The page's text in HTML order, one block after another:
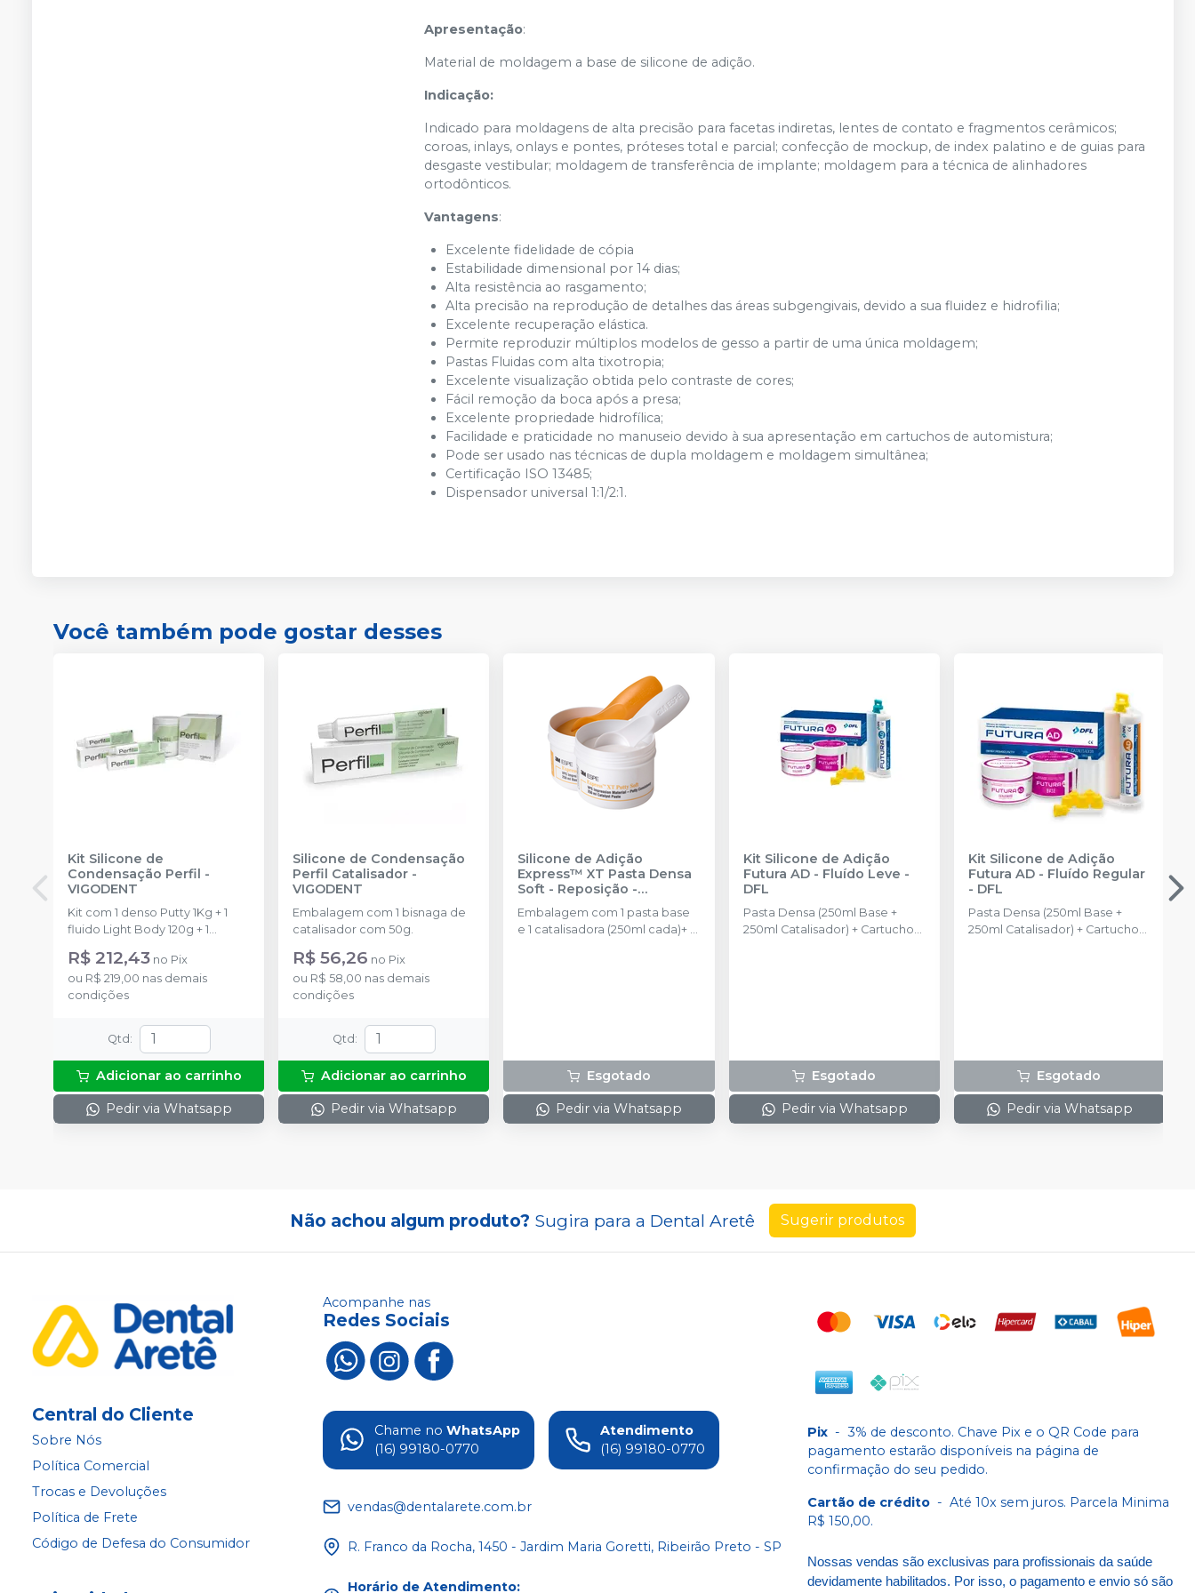
Apresentação:
Material de moldagem a base de silicone de adição.
Indicação:
Indicado para moldagens de alta precisão para facetas indiretas, lentes de contato e fragmentos cerâmicos;
coroas, inlays, onlays e pontes, próteses total e parcial; confecção de mockup, de index palatino e de guias para
desgaste vestibular; moldagem de transferência de implante; moldagem para a técnica de alinhadores
ortodônticos.
Vantagens:
Excelente fidelidade de cópia
Estabilidade dimensional por 14 dias;
Alta resistência ao rasgamento;
Alta precisão na reprodução de detalhes das áreas subgengivais, devido a sua fluidez e hidrofilia;
Excelente recuperação elástica.
Permite reproduzir múltiplos modelos de gesso a partir de uma única moldagem;
Pastas Fluidas com alta tixotropia;
Excelente visualização obtida pelo contraste de cores;
Fácil remoção da boca após a presa;
Excelente propriedade hidrofílica;
Facilidade e praticidade no manuseio devido à sua apresentação em cartuchos de automistura;
Pode ser usado nas técnicas de dupla moldagem e moldagem simultânea;
Certificação ISO 13485;
Dispensador universal 1:1/2:1.
Você também pode gostar desses
Kit Silicone de
Condensação Perfil -
VIGODENT
Kit com 1 denso Putty 1Kg + 1
fluido Light Body 120g + 1
R$ 212,43 no Pix
ou R$ 219,00 nas demais
condições
Qtd :
Adicionar ao carrinho
Pedir via Whatsapp
Silicone de Condensação
Perfil Catalisador -
VIGODENT
Embalagem com 1 bisnaga de
catalisador com 50g.
R$ 56,26 no Pix
ou R$ 58,00 nas demais
condições
Qtd :
Adicionar ao carrinho
Pedir via Whatsapp
Silicone de Adição
Express™ XT Pasta Densa
Soft - Reposição -
SOLVENTUM
Embalagem com 1 pasta base
e 1 catalisadora (250ml cada)+ 2
Esgotado
Pedir via Whatsapp
Kit Silicone de Adição
Futura AD - Fluído Leve -
DFL
Pasta Densa (250ml Base +
250ml Catalisador) + Cartucho
Esgotado
Pedir via Whatsapp
Kit Silicone de Adição
Futura AD - Fluído Regular
- DFL
Pasta Densa (250ml Base +
250ml Catalisador) + Cartucho
Esgotado
Pedir via Whatsapp
Não achou algum produto? Sugira para a Dental Aretê Sugerir produtos
Central do Cliente
Sobre Nós
Política Comercial
Trocas e Devoluções
Política de Frete
Código de Defesa do Consumidor
Acompanhe nas
Redes Sociais
Chame no WhatsApp
(16) 99180-0770
Atendimento
(16) 99180-0770
vendas@dentalarete.com.br
R. Franco da Rocha, 1450 - Jardim Maria Goretti, Ribeirão Preto - SP
Horário de Atendimento:
Pix - 3% de desconto. Chave Pix e o QR Code para
pagamento estarão disponíveis na página de
confirmação do seu pedido.
Cartão de crédito - Até 10x sem juros. Parcela Minima
R$ 150,00.
Nossas vendas são exclusivas para profissionais da saúde
devidamente habilitados. Por isso, o pagamento e envio só são